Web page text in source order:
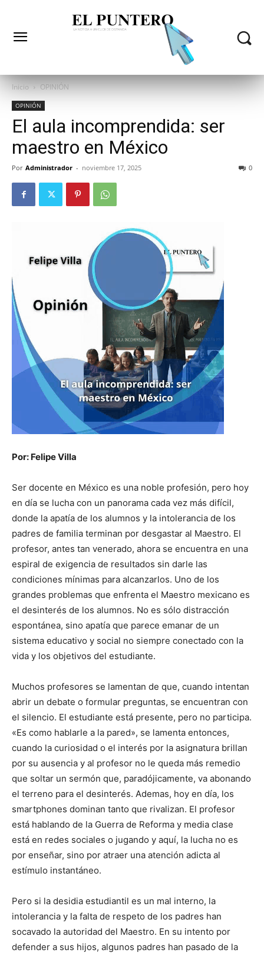
Inicio OPINIÓN
OPINIÓN
El aula incomprendida: ser
maestro en México
Por Administrador - noviembre 17, 2025 0
Por: Felipe Villa
Ser docente en México es una noble profesión, pero hoy
en día se lucha con un panorama cada vez más difícil,
donde la apatía de los alumnos y la intolerancia de los
padres de familia terminan por desgastar al Maestro. El
profesor, antes tan venerado, ahora se encuentra en una
espiral de exigencia de resultados sin darle las
condiciones mínimas para alcanzarlos. Uno de los
grandes problemas que enfrenta el Maestro mexicano es
el desinterés de los alumnos. No es sólo distracción
espontánea, sino apatía que parece emanar de un
sistema educativo y social no siempre conectado con la
vida y los objetivos del estudiante.
Muchos profesores se lamentan de que, cuando intentan
abrir un debate o formular preguntas, se encuentran con
el silencio. El estudiante está presente, pero no participa.
«Es como hablarle a la pared», se lamenta entonces,
cuando la curiosidad o el interés por la asignatura brillan
por su ausencia y al profesor no le queda más remedio
que soltar un sermón que, paradójicamente, va abonando
el terreno para el desinterés. Ademas, hoy en día, los
smartphones dominan tanto que rivalizan. El profesor
está hablando de la Guerra de Reforma y media clase
está en redes sociales o jugando y aquí, la lucha no es
por enseñar, sino por atraer una atención adicta al
estímulo instantáneo.
Pero si la desidia estudiantil es un mal interno, la
intolerancia y la falta de respeto de los padres han
socavado la autoridad del Maestro. En su intento por
defender a sus hijos, algunos padres han pasado de la